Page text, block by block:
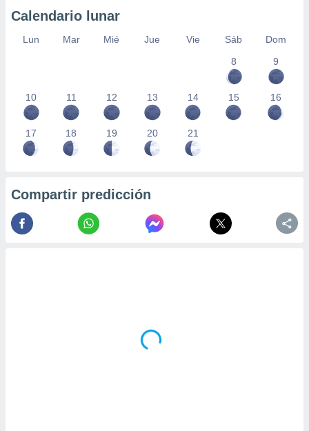
Calendario lunar
Lun Mar Mié Jue Vie Sáb
Dom
8
9
10 11 12 13 14 15 16
17 18 19 20 21
Compartir predicción